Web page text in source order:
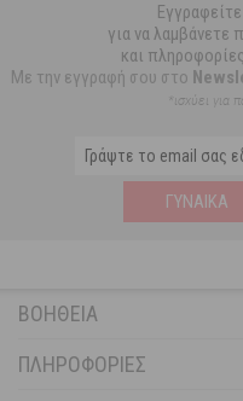
για να
και
Με την εγγραφή σου στο
*ισχύει για
ΓΥΝΑΊΚΑ
ΒΟΉΘΕΙΑ
ΠΛΗΡΟΦΟΡΊΕΣ